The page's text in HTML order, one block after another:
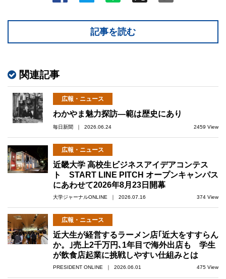
記事を読む
関連記事
広報・ニュース
わかやま魅力探訪―範は歴史にあり
毎日新聞 ｜ 2026.06.24 2459 View
広報・ニュース
近畿大学 高校生ビジネスアイデアコンテス
ト START LINE PITCH オープンキャンパス
にあわせて2026年8月23日開幕
大学ジャーナルONLINE ｜ 2026.07.16 374 View
広報・ニュース
近大生が経営するラーメン店｢近大をすすらん
か。｣売上2千万円､1年目で海外出店も 学生
が飲食店起業に挑戦しやすい仕組みとは
PRESIDENT ONLINE ｜ 2026.06.01 475 View